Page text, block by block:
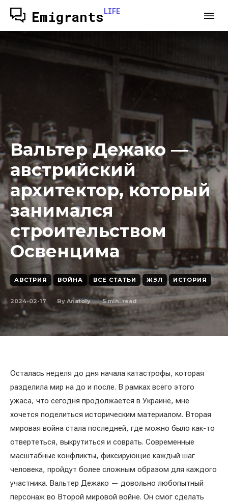
EmigrantsLIFE
Вальтер Дежако —
австрийский
архитектор, который
занимался
строительством
Освенцима
АВСТРИЯ ВОЙНА ВСЕ СТАТЬИ ЖЗЛ ИСТОРИЯ
2024-02-17 By Anatoly 5min. read
Осталась неделя до дня начала катастрофы, которая
разделила мир на до и после. В рамках всего этого
ужаса, что сегодня продолжается в Украине, мне
хочется поделиться историческим материалом. Вторая
мировая война стала последней, где можно было как-то
отвертеться, выкрутиться и соврать. Современные
масштабные конфликты, фиксирующие каждый шаг
человека, пройдут более сложным образом для каждого
участника. Вальтер Дежако — довольно любопытный
персонаж во Второй мировой войне. Он смог сделать